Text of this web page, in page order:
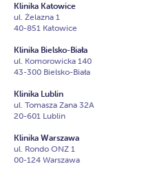
Klinika Katowice
ul. Żelazna 1
40-851 Katowice
Klinika Bielsko-Biała
ul. Komorowicka 140
43-300 Bielsko-Biała
Klinika Lublin
ul. Tomasza Zana 32A
20-601 Lublin
Klinika Warszawa
ul. Rondo ONZ 1
00-124 Warszawa